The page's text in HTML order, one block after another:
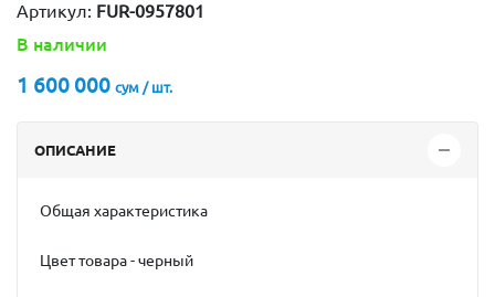
Артикул: FUR-0957801
В наличии
1 600 000 сум / шт.
ОПИСАНИЕ
Общая характеристика
Цвет товара - черный